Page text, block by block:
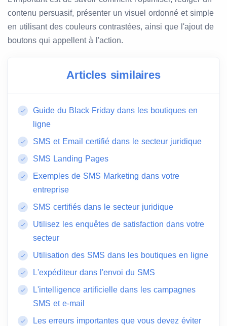
contenu persuasif, présenter un visuel ordonné et simple
en utilisant des couleurs contrastées, ainsi que l'ajout de
boutons qui appellent à l'action.
Articles similaires
Guide du Black Friday dans les boutiques en
ligne
SMS et Email certifié dans le secteur juridique
SMS Landing Pages
Exemples de SMS Marketing dans votre
entreprise
SMS certifiés dans le secteur juridique
Utilisez les enquêtes de satisfaction dans votre
secteur
Utilisation des SMS dans les boutiques en ligne
L'expéditeur dans l'envoi du SMS
L'intelligence artificielle dans les campagnes
SMS et e-mail
Les erreurs importantes que vous devez éviter